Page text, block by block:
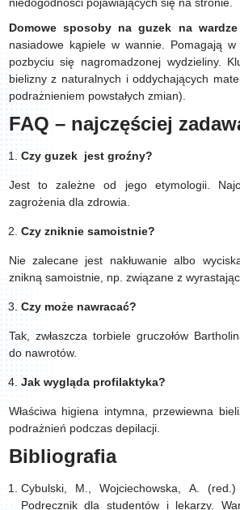
Domowe sposoby na guzek na wardze
nasiadowe kąpiele w wannie. Pomagają
pozbyciu się nagromadzonej wydzieliny.
bielizny z naturalnych i oddychających
podrażnieniem powstałych zmian).
FAQ – najczęściej
Czy guzek jest groźny?
Jest to zależne od jego etymologii.
zagrożenia dla zdrowia.
Czy zniknie samoistnie?
Nie zalecane jest nakłuwanie albo
znikną samoistnie, np. związane z
Czy może nawracać?
Tak, zwłaszcza torbiele gruczołów
do nawrotów.
Jak wygląda profilaktyka?
Właściwa higiena intymna, przewiewna
podrażnień podczas depilacji.
Bibliografia
Cybulski, M., Wojciechowska, A. (red.)
Podręcznik dla studentów i lekarzy.